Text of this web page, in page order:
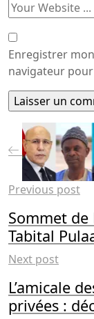
Enregistrer
navigateur
Previous post
Sommet
Tabital
Next post
L’amicale
privées :